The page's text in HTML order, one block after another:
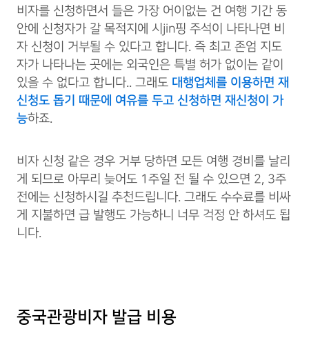
비자를 신청하면서 들은 가장 어이없는 건 여행 기간 동
안에 신청자가 갈 목적지에 시jin핑 주석이 나타나면 비
자 신청이 거부될 수 있다고 합니다. 즉 최고 존엄 지도
자가 나타나는 곳에는 외국인은 특별 허가 없이는 같이
있을 수 없다고 합니다.. 그래도 대행업체를 이용하면 재
신청도 돕기 때문에 여유를 두고 신청하면 재신청이 가
능하죠.
비자 신청 같은 경우 거부 당하면 모든 여행 경비를 날리
게 되므로 아무리 늦어도 1주일 전 될 수 있으면 2, 3주
전에는 신청하시길 추천드립니다. 그래도 수수료를 비싸
게 지불하면 급 발행도 가능하니 너무 걱정 안 하셔도 됩
니다.
중국관광비자 발급 비용